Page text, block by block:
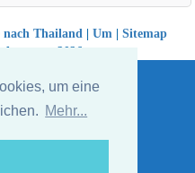
um eine
Mehr...
nach Thailand | Um | Sitemap
- 2026